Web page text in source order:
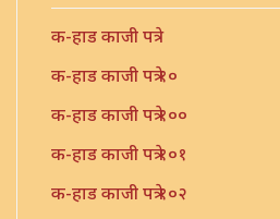
क-हाड काजी पत्रे
क-हाड काजी पत्रे १०
क-हाड काजी पत्रे १००
क-हाड काजी पत्रे १०१
क-हाड काजी पत्रे १०२